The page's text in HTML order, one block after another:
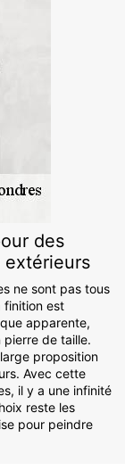
des
extérieurs
ne sont pas tous
finition est
apparente,
de taille.
proposition
Avec cette
il y a une infinité
reste les
pour peindre